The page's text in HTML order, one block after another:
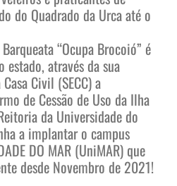
do Quadrado da Urca até o
“Ocupa Brocoió” é
estado, através da sua
Civil (SECC) a
de Cessão de Uso da Ilha
da Universidade do
a implantar o campus
DO MAR (UniMAR) que
desde Novembro de 2021!